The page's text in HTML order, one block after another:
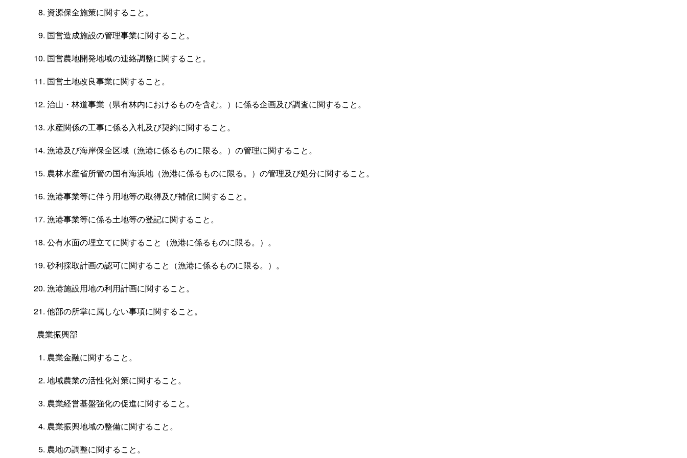
資源保全施策に関すること。
国営造成施設の管理事業に関すること。
国営農地開発地域の連絡調整に関すること。
国営土地改良事業に関すること。
治山・林道事業（県有林内におけるものを含む。）に係る企画及び調査に関すること。
水産関係の工事に係る入札及び契約に関すること。
漁港及び海岸保全区域（漁港に係るものに限る。）の管理に関すること。
農林水産省所管の国有海浜地（漁港に係るものに限る。）の管理及び処分に関すること。
漁港事業等に伴う用地等の取得及び補償に関すること。
漁港事業等に係る土地等の登記に関すること。
公有水面の埋立てに関すること（漁港に係るものに限る。）。
砂利採取計画の認可に関すること（漁港に係るものに限る。）。
漁港施設用地の利用計画に関すること。
他部の所掌に属しない事項に関すること。
農業振興部
農業金融に関すること。
地域農業の活性化対策に関すること。
農業経営基盤強化の促進に関すること。
農業振興地域の整備に関すること。
農地の調整に関すること。